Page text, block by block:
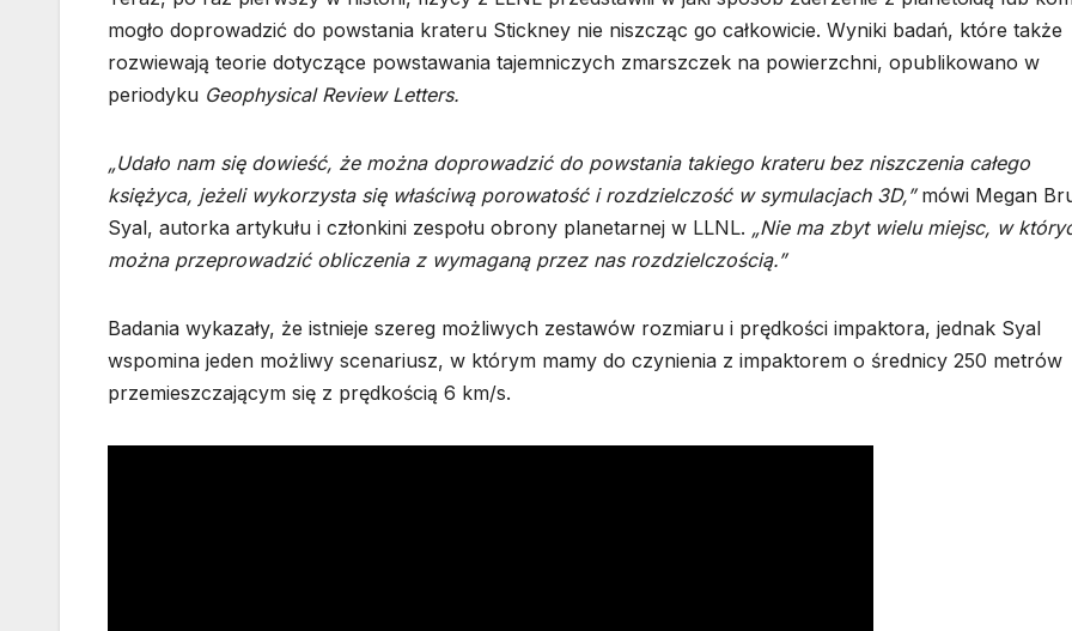
mogło doprowadzić do powstania krateru Stickney nie niszcząc go całkowicie. Wyniki badań, które także
rozwiewają teorie dotyczące powstawania tajemniczych zmarszczek na powierzchni, opublikowano w
periodyku Geophysical Review Letters.
„Udało nam się dowieść, że można doprowadzić do powstania takiego krateru bez niszczenia całego
księżyca, jeżeli wykorzysta się właściwą porowatość i rozdzielczość w symulacjach 3D,”mówi Megan
Syal, autorka artykułu i członkini zespołu obrony planetarnej w LLNL. „Nie ma zbyt wielu miejsc, w
można przeprowadzić obliczenia z wymaganą przez nas rozdzielczością.”
Badania wykazały, że istnieje szereg możliwych zestawów rozmiaru i prędkości impaktora, jednak Syal
wspomina jeden możliwy scenariusz, w którym mamy do czynienia z impaktorem o średnicy 250 metrów
przemieszczającym się z prędkością 6 km/s.